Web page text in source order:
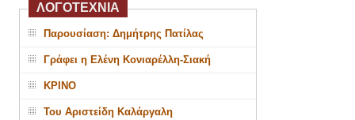
ΛΟΓΟΤΕΧΝΙΑ
Παρουσίαση: Δημήτρης Πατίλας
Γράφει η Ελένη Κονιαρέλλη-Σιακή
ΚΡΙΝΟ
Του Αριστείδη Καλάργαλη